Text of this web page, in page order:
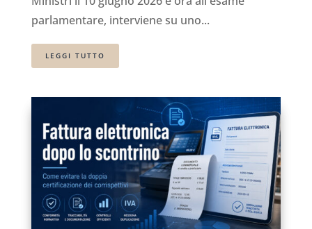
parlamentare, interviene su uno...
LEGGI TUTTO